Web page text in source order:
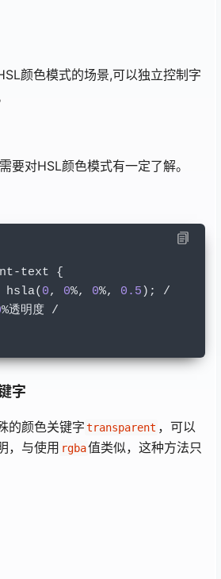
颜色模式的场景,可以独立控制字
要对HSL颜色模式有一定了解。
-text {
hsla( 0, 0%, 0%, 0.5 );
/
%透明度
/
字
的颜色关键字transparent ，可以
，与使用 rgba值类似，这种方法只